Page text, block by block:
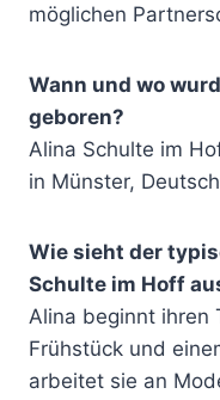
möglichen
Wann und wo
geboren?
Alina Schulte im
in Münster,
Wie sieht der
Schulte im Hoff
Alina beginnt ihren
Frühstück und
arbeitet sie an